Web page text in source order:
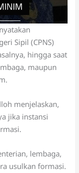
Sipil (CPNS)
hingga saat
maupun
menjelaskan,
jika instansi
lembaga,
usulkan formasi.